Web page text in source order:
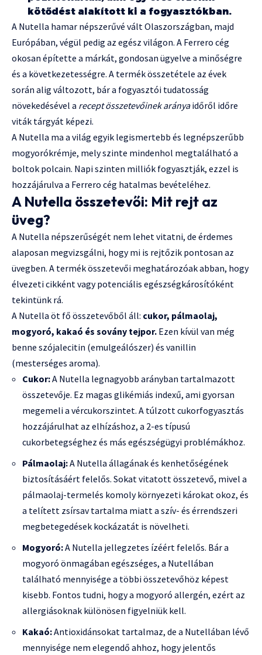
kötődést alakított ki a fogyasztókban.
A Nutella hamar népszerűvé vált Olaszországban, majd
Európában, végül pedig az egész világon. A Ferrero cég
okosan építette a márkát, gondosan ügyelve a minőségre
és a következetességre. A termék összetétele az évek
során alig változott, bár a fogyasztói tudatosság
növekedésével a recept összetevőinek arányaidőről időre
viták tárgyát képezi.
A Nutella ma a világ egyik legismertebb és legnépszerűbb
mogyorókrémje, mely szinte mindenhol megtalálható a
boltok polcain. Napi szinten milliók fogyasztják, ezzel is
hozzájárulva a Ferrero cég hatalmas bevételéhez.
A Nutella összetevői: Mit rejt az
üveg?
A Nutella népszerűségét nem lehet vitatni, de érdemes
alaposan megvizsgálni, hogy mi is rejtőzik pontosan az
üvegben. A termék összetevői meghatározóak abban, hogy
élvezeti cikként vagy potenciális egészségkárosítóként
tekintünk rá.
A Nutella öt fő összetevőből áll: cukor, pálmaolaj,
mogyoró, kakaó és sovány tejpor. Ezen kívül van még
benne szójalecitin (emulgeálószer) és vanillin
(mesterséges aroma).
Cukor:A Nutella legnagyobb arányban tartalmazott
összetevője. Ez magas glikémiás indexű, ami gyorsan
megemeli a vércukorszintet. A túlzott cukorfogyasztás
hozzájárulhat az elhízáshoz, a 2-es típusú
cukorbetegséghez és más egészségügyi problémákhoz.
Pálmaolaj:A Nutella állagának és kenhetőségének
biztosításáért felelős. Sokat vitatott összetevő, mivel a
pálmaolaj-termelés komoly környezeti károkat okoz, és
a telített zsírsav tartalma miatt a szív- és érrendszeri
megbetegedések kockázatát is növelheti.
Mogyoró:A Nutella jellegzetes ízéért felelős. Bár a
mogyoró önmagában egészséges, a Nutellában
található mennyisége a többi összetevőhöz képest
kisebb. Fontos tudni, hogy a mogyoró allergén, ezért az
allergiásoknak különösen figyelniük kell.
Kakaó:Antioxidánsokat tartalmaz, de a Nutellában lévő
mennyisége nem elegendő ahhoz, hogy jelentős